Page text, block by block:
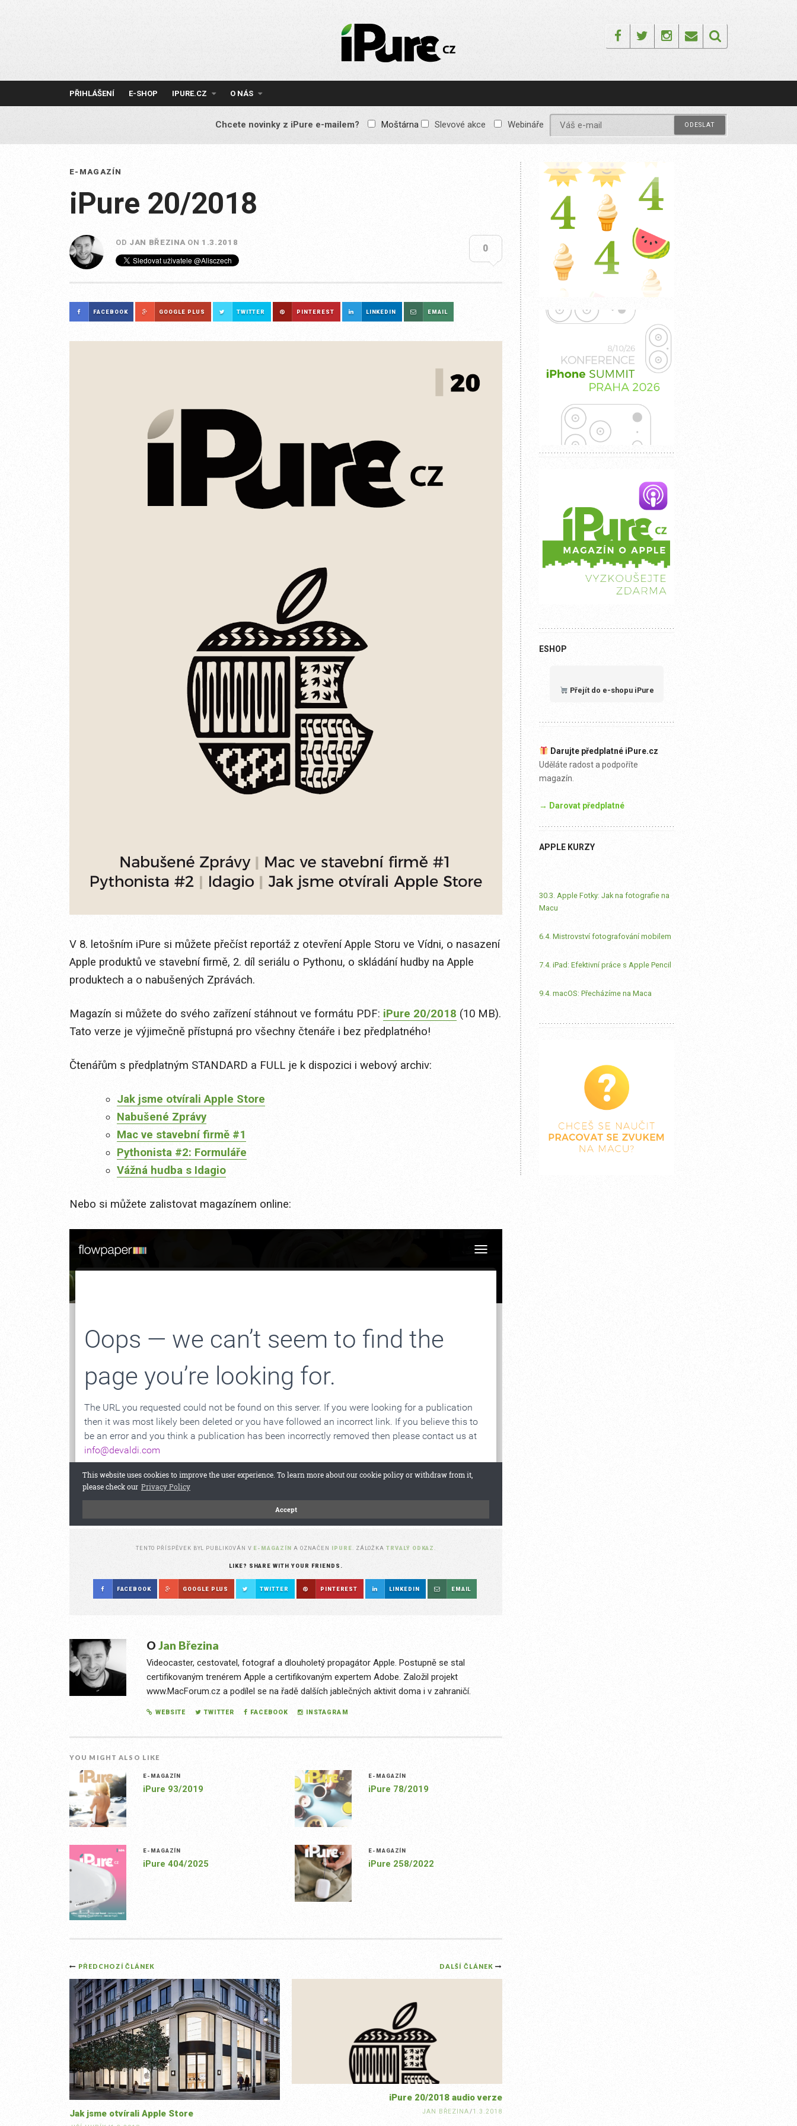
IPURE.CZ
Prémiový Apple e-
reklamy, žádné
obsah pro všechny
FacebookTwitterInstagram
Email
PŘIHLÁŠENÍ E-SHOP IPURE.CZ O NÁS
Chcete novinky z iPure e-mailem? Moštárna Slevové akce Webináře
E-MAGAZÍN
iPure 20/2018
OD JAN BŘEZINA ON 1.3.2018
0
FACEBOOK GOOGLE PLUS TWITTER PINTEREST LINKEDIN EMAIL
V 8. letošním iPure si můžete přečíst reportáž z otevření Apple Storu ve Vídni, o nasazení
Apple produktů ve stavební firmě, 2. díl seriálu o Pythonu, o skládání hudby na Apple
produktech a o nabušených Zprávách.
Magazín si můžete do svého zařízení stáhnout ve formátu PDF: iPure 20/2018 (10 MB).
Tato verze je výjimečně přístupná pro všechny čtenáře i bez předplatného!
Čtenářům s předplatným STANDARD a FULL je k dispozici i webový archiv:
Jak jsme otvírali Apple Store
Nabušené Zprávy
Mac ve stavební firmě #1
Pythonista #2: Formuláře
Vážná hudba s Idagio
Nebo si můžete zalistovat magazínem online:
TENTO PŘÍSPĚVEK BYL PUBLIKOVÁN V E-MAGAZÍN A OZNAČEN IPURE . ZÁLOŽKATRVALÝ ODKAZ
LIKE? SHARE WITH YOUR FRIENDS.
FACEBOOK GOOGLE PLUS TWITTER PINTEREST LINKEDIN EMAIL
O Jan Březina
Videocaster, cestovatel, fotograf a dlouholetý propagátor Apple. Postupně se stal
certifikovaným trenérem Apple a certifikovaným expertem Adobe. Založil projekt
www.MacForum.cz a podílel se na řadě dalších jablečných aktivit doma i v zahraničí.
WEBSITE TWITTER FACEBOOK INSTAGRAM
YOU MIGHT ALSO LIKE
E-MAGAZÍN
iPure 93/2019
E-MAGAZÍN
iPure 78/2019
E-MAGAZÍN
iPure 404/2025
E-MAGAZÍN
iPure 258/2022
Post
navigation
DALŠÍ ČLÁNEK
iPure 20/2018 audio verze
JAN BŘEZINA/1.3.2018
PŘEDCHOZÍ ČLÁNEK
Jak jsme otvírali Apple Store
ESHOP
Přejít do e-shopu iPure
Darujte předplatné iPure.cz
Uděláte radost a podpoříte
magazín.
→ Darovat předplatné
APPLE KURZY
30.3. Apple Fotky: Jak na fotografie na
Macu
6.4. Mistrovství fotografování mobilem
7.4. iPad: Efektivní práce s Apple Pencil
9.4. macOS: Přecházíme na Maca